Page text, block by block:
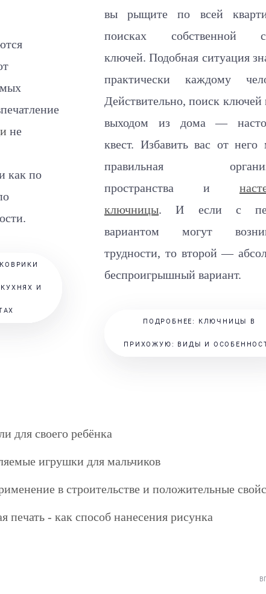
и не
как по
И
вы рыщите по всей
поисках собственной
ключей. Подобная ситуация
практически каждому
Действительно, поиск ключей
выходом из дома —
квест. Избавить вас от него
правильная
пространства и
ключницы. И если с
вариантом могут
трудности, то второй —
беспроигрышный вариант.
ПОДРОБНЕЕ: КЛЮЧНИЦЫ В
ПРИХОЖУЮ: ВИДЫ И
для своего ребёнка
игрушки для мальчиков
в строительстве и положительные
печать - как способ нанесения рисунка